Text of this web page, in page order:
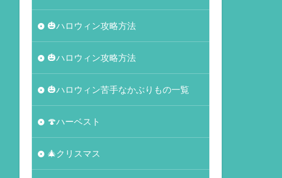
🎃ハロウィン攻略方法
🎃ハロウィン攻略方法
🎃ハロウィン苦手なかぶりもの一覧
🍄ハーベスト
🎄クリスマス